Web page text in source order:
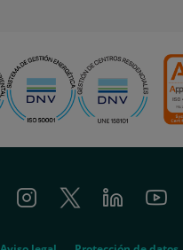
InstagramTwitter LinkedinYoutube